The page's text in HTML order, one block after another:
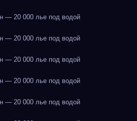
— 20 000 лье под водой
— 20 000 лье под водой
— 20 000 лье под водой
— 20 000 лье под водой
— 20 000 лье под водой